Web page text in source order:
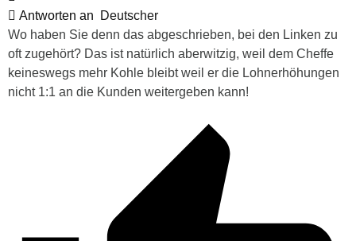
Antworten an
Deutscher
Wo haben Sie denn das abgeschrieben, bei den Linken zu
oft zugehört? Das ist natürlich aberwitzig, weil dem Cheffe
keineswegs mehr Kohle bleibt weil er die Lohnerhöhungen
nicht 1:1 an die Kunden weitergeben kann!